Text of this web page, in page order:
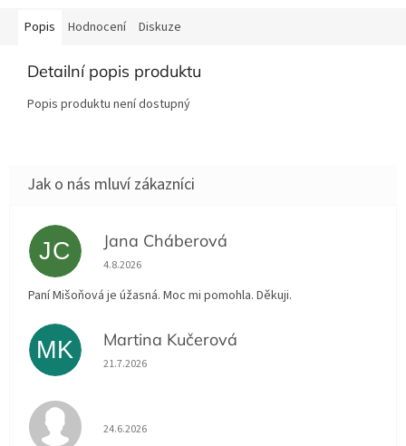
Popis Hodnocení Diskuze
Detailní popis produktu
Popis produktu není dostupný
JC Jana Cháberová
Hodnocení obchodu je 5 z 5 hvězdiček.
4.8.2026
Paní Mišoňová je úžasná. Moc mi pomohla. Děkuji.
MK Martina Kučerová
Hodnocení obchodu je 5 z 5 hvězdiček.
21.7.2026
Hodnocení obchodu je 5 z 5 hvězdiček.
24.6.2026